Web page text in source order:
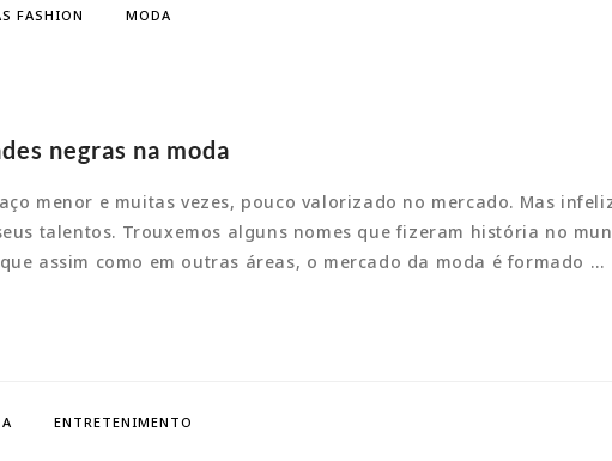
FASHION MODA
negras na moda
menor e muitas vezes, pouco valorizado no mercado. Mas
talentos. Trouxemos alguns nomes que fizeram história no
assim como em outras áreas, o mercado da moda é formado …
ENTRETENIMENTO